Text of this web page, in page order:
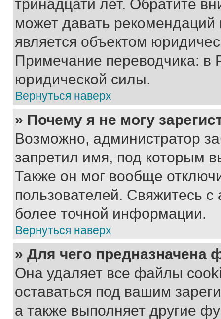
тринадцати лет. Обратите
может давать
является объектом
Примечание переводчика: в
юридической силы.
Вернуться наверх
» Почему я не могу
Возможно, администратор
запретил имя, под которым
Также он мог вообще
пользователей. Свяжитесь
более точной информации.
Вернуться наверх
» Для чего предназначена
Она удаляет все файлы
оставаться под вашим
а также выполняет другие